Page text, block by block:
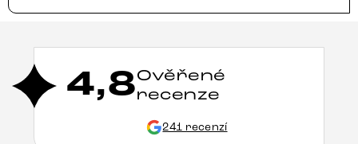
4,8Ověřené
recenze
241 recenzí